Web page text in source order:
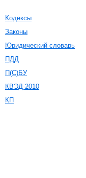
Кодексы
Законы
Юридический словарь
ПДД
П(С)БУ
КВЭД-2010
КП